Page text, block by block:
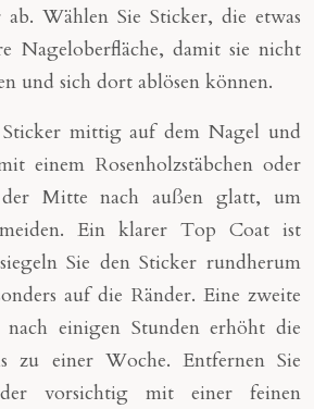
ab. Wählen Sie Sticker, die etwas
Nageloberfläche, damit sie nicht
und sich dort ablösen können.
Sticker mittig auf dem Nagel und
einem Rosenholzstäbchen oder
Mitte nach außen glatt, um
Ein klarer Top Coat ist
Sie den Sticker rundherum
auf die Ränder. Eine zweite
einigen Stunden erhöht die
zu einer Woche. Entfernen Sie
vorsichtig mit einer feinen